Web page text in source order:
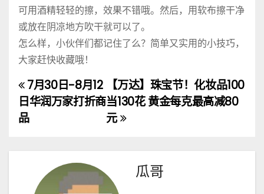
可用酒精轻轻的擦，效果不错哦。然后，用软布擦干净
或放在阴凉地方吹干就可以了。
怎么样，小伙伴们都记住了么？简单又实用的小技巧，
大家赶快收藏哦！
文
章
【万达】珠宝节！化妆品100
当130花 黄金每克最高减80
元
7月30日-8月12
日华润万家打折商
品
瓜哥